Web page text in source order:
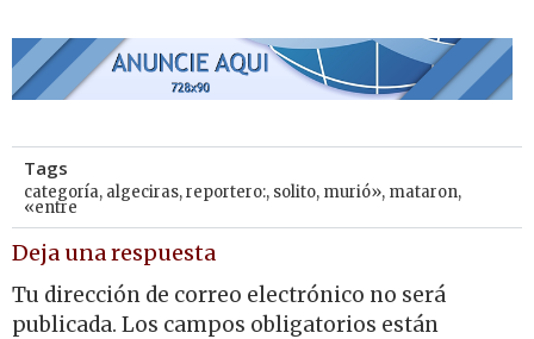
Tags
categoría, algeciras,reportero:, solito, murió», mataron,
«entre
Deja una respuesta
Tu dirección de correo electrónico no será
publicada. Los campos obligatorios están